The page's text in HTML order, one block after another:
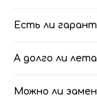
Есть ли
А долго ли
Можно ли